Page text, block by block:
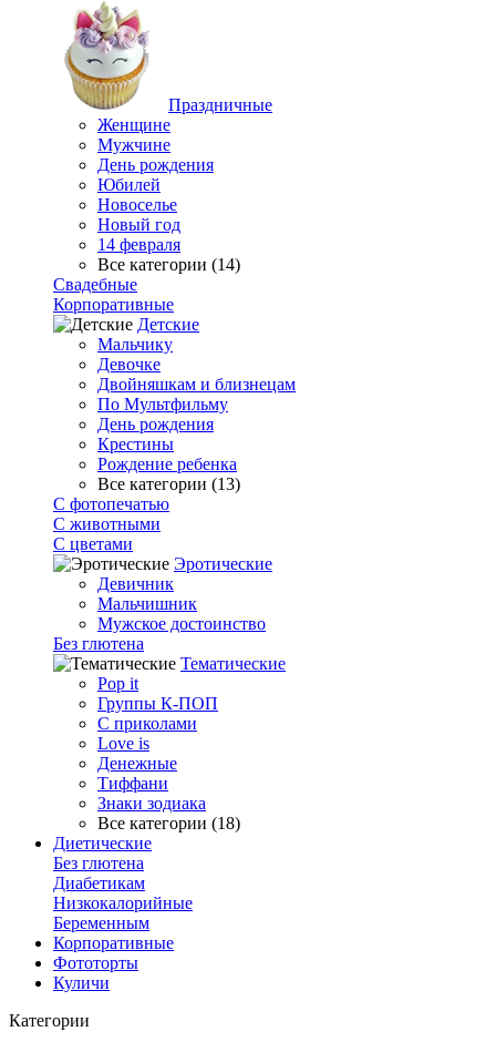
Праздничные
Женщине
Мужчине
День рождения
Юбилей
Новоселье
Новый год
14 февраля
Все категории (14)
Свадебные
Корпоративные
Детские
Мальчику
Девочке
Двойняшкам и близнецам
По Мультфильму
День рождения
Крестины
Рождение ребенка
Все категории (13)
С фотопечатью
C животными
С цветами
Эротические
Девичник
Мальчишник
Мужское достоинство
Без глютена
Тематические
Pop it
Группы К-ПОП
С приколами
Love is
Денежные
Тиффани
Знаки зодиака
Все категории (18)
Диетические
Без глютена
Диабетикам
Низкокалорийные
Беременным
Корпоративные
Фототорты
Куличи
Категории